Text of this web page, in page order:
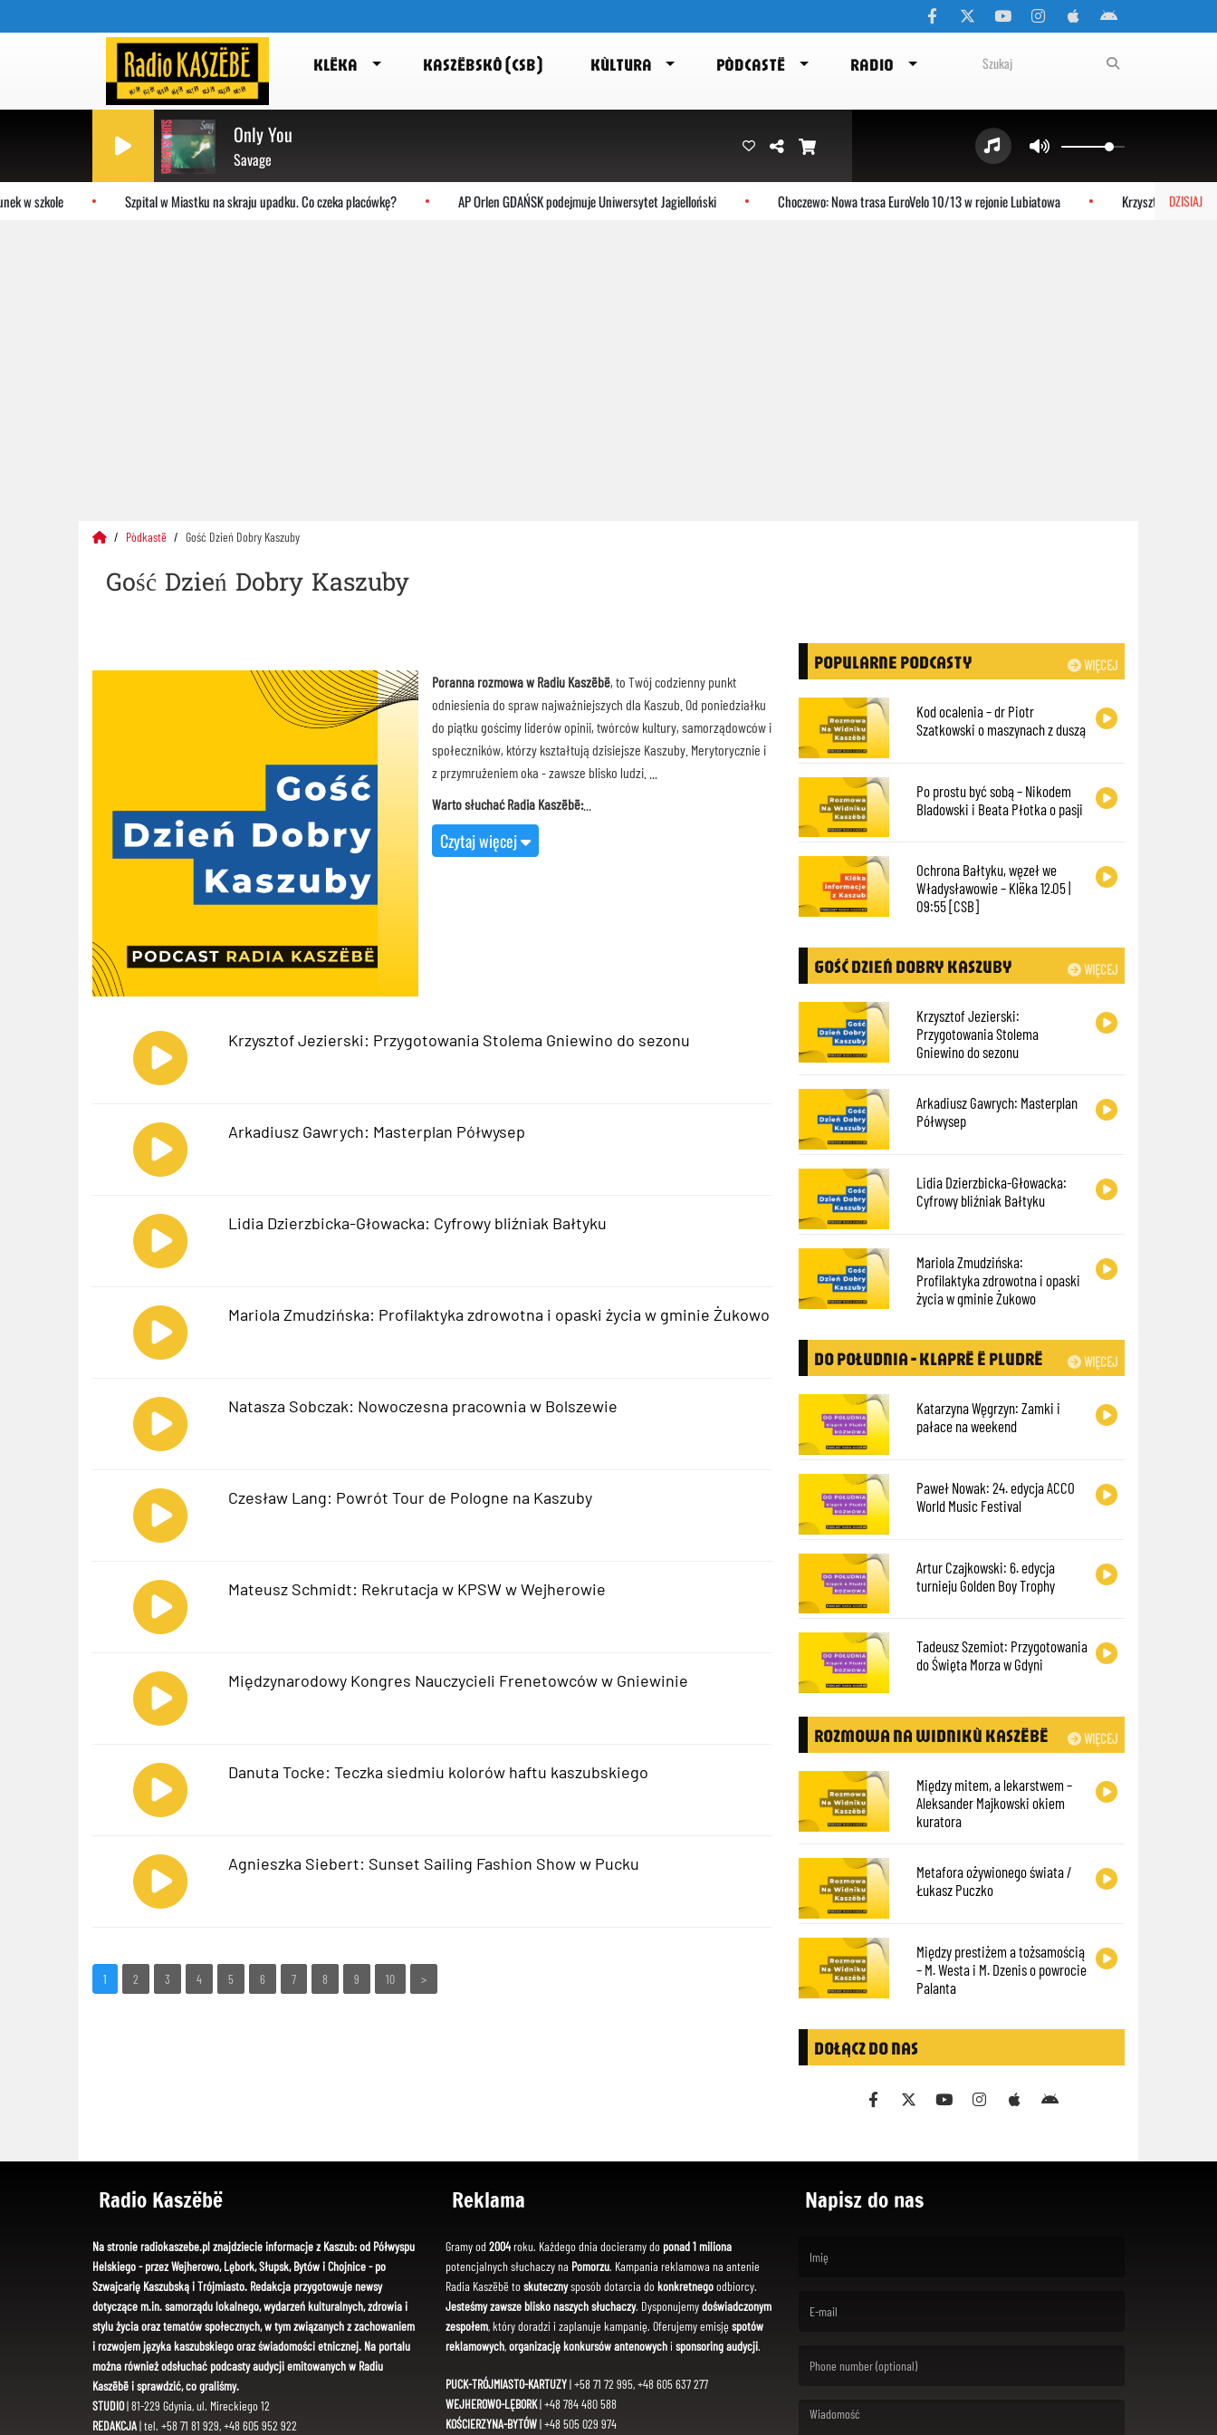
KLËKA KASZËBSKÔ (CSB) KÙLTURA PÒDCASTË RADIO
Only You
Savage
DZISIAJ
szkole Szpital w Miastku na skraju upadku. Co czeka placówkę? AP Orlen GDAŃSK podejmuje Uniwersytet Jagielloński Choczewo: Nowa trasa EuroVelo 10/13 w rejonie Lubiatowa Krzysztof Jezierski o
Pòdkastë Gość Dzień Dobry Kaszuby
Gość Dzień Dobry Kaszuby
Poranna rozmowa w Radiu Kaszëbë, to Twój codzienny punkt
odniesienia do spraw najważniejszych dla Kaszub. Od poniedziałku
do piątku gościmy liderów opinii, twórców kultury, samorządowców i
społeczników, którzy kształtują dzisiejsze Kaszuby. Merytorycznie i
z przymrużeniem oka - zawsze blisko ludzi.
Warto słuchać Radia Kaszëbë:
Czytaj więcej
Krzysztof Jezierski: Przygotowania Stolema Gniewino do sezonu
Arkadiusz Gawrych: Masterplan Półwysep
Lidia Dzierzbicka-Głowacka: Cyfrowy bliźniak Bałtyku
Mariola Zmudzińska: Profilaktyka zdrowotna i opaski życia w gminie Żukowo
Natasza Sobczak: Nowoczesna pracownia w Bolszewie
Czesław Lang: Powrót Tour de Pologne na Kaszuby
Mateusz Schmidt: Rekrutacja w KPSW w Wejherowie
Międzynarodowy Kongres Nauczycieli Frenetowców w Gniewinie
Danuta Tocke: Teczka siedmiu kolorów haftu kaszubskiego
Agnieszka Siebert: Sunset Sailing Fashion Show w Pucku
1 2 3 4 5 6 7 8 9 10 >
WIĘCEJ
POPULARNE PODCASTY
Kod ocalenia – dr Piotr
Szatkowski o maszynach z duszą
Po prostu być sobą – Nikodem
Bladowski i Beata Płotka o pasji
Ochrona Bałtyku, węzeł we
Władysławowie – Klëka 12.05 |
09:55 [CSB]
WIĘCEJ
GOŚĆ DZIEŃ DOBRY KASZUBY
Krzysztof Jezierski:
Przygotowania Stolema
Gniewino do sezonu
Arkadiusz Gawrych: Masterplan
Półwysep
Lidia Dzierzbicka-Głowacka:
Cyfrowy bliźniak Bałtyku
Mariola Zmudzińska:
Profilaktyka zdrowotna i opaski
życia w gminie Żukowo
WIĘCEJ
DO POŁUDNIA - KLAPRË Ë PLUDRË
Katarzyna Węgrzyn: Zamki i
pałace na weekend
Paweł Nowak: 24. edycja ACCO
World Music Festival
Artur Czajkowski: 6. edycja
turnieju Golden Boy Trophy
Tadeusz Szemiot: Przygotowania
do Święta Morza w Gdyni
WIĘCEJ
ROZMOWA NA WIDNIKÙ KASZËBË
Między mitem, a lekarstwem –
Aleksander Majkowski okiem
kuratora
Metafora ożywionego świata /
Łukasz Puczko
Między prestiżem a tożsamością
– M. Westa i M. Dzenis o powrocie
Palanta
DOŁĄCZ DO NAS
Radio Kaszëbë
Na stronie radiokaszebe.pl znajdziecie informacje z Kaszub: od Półwyspu
Helskiego - przez Wejherowo, Lębork, Słupsk, Bytów i Chojnice - po
Szwajcarię Kaszubską i Trójmiasto. Redakcja przygotowuje newsy
dotyczące m.in. samorządu lokalnego, wydarzeń kulturalnych, zdrowia i
stylu życia oraz tematów społecznych, w tym związanych z zachowaniem
i rozwojem języka kaszubskiego oraz świadomości etnicznej. Na portalu
można również odsłuchać podcasty audycji emitowanych w Radiu
Kaszëbë i sprawdzić, co graliśmy.
STUDIO| 81-229 Gdynia, ul. Mireckiego 12
REDAKCJA| tel. +58 71 81 929, +48 605 952 922
Reklama
Gramy od 2004roku. Każdego dnia docieramy do ponad 1 miliona
potencjalnych słuchaczy na Pomorzu. Kampania reklamowa na antenie
Radia Kaszëbë toskutecznysposób dotarcia dokonkretnegoodbiorcy.
Jesteśmy zawsze blisko naszych słuchaczy. Dysponujemydoświadczonym
zespołem, który doradzi i zaplanuje kampanię. Oferujemy emisję spotów
reklamowych,organizację konkursów antenowychi sponsoring audycji.
PUCK-TRÓJMIASTO-KARTUZY| +58 71 72 995, +48 605 637 277
WEJHEROWO-LĘBORK| +48 784 480 588
KOŚCIERZYNA-BYTÓW| +48 505 029 974
Napisz do nas